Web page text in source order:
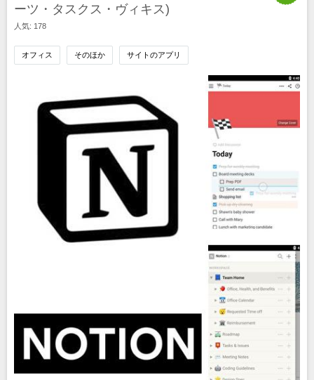
ーツ・タスクス・ヴィキス)
人気: 178
オフィス そのほか サイトのアプリ